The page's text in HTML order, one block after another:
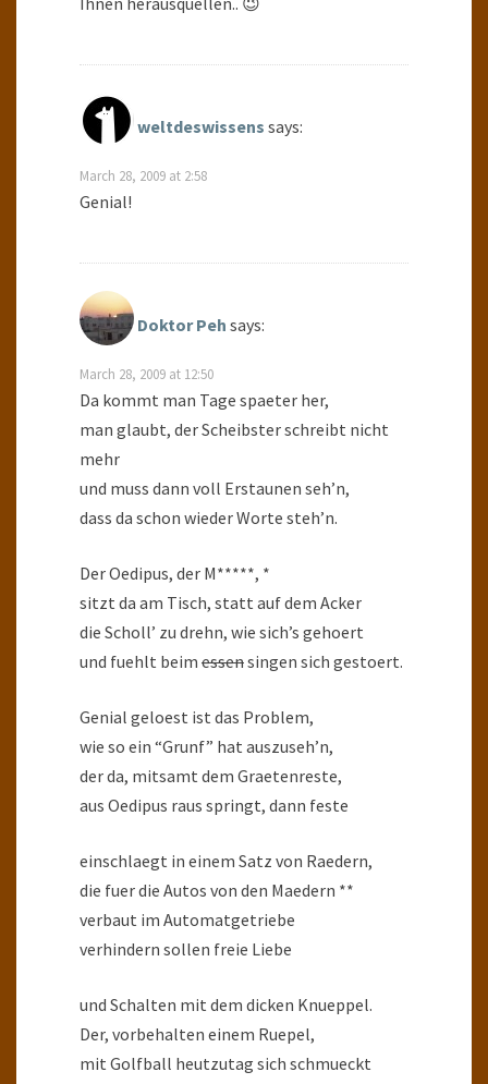
weltdeswissens says:
March 28, 2009 at 2:58
Genial!
Doktor Peh says:
March 28, 2009 at 12:50
Da kommt man Tage spaeter her,
man glaubt, der Scheibster schreibt nicht
mehr
und muss dann voll Erstaunen seh’n,
dass da schon wieder Worte steh’n.
Der Oedipus, der M*****, *
sitzt da am Tisch, statt auf dem Acker
die Scholl’ zu drehn, wie sich’s gehoert
und fuehlt beim essensingen sich gestoert.
Genial geloest ist das Problem,
wie so ein “Grunf” hat auszuseh’n,
der da, mitsamt dem Graetenreste,
aus Oedipus raus springt, dann feste
einschlaegt in einem Satz von Raedern,
die fuer die Autos von den Maedern **
verbaut im Automatgetriebe
verhindern sollen freie Liebe
und Schalten mit dem dicken Knueppel.
Der, vorbehalten einem Ruepel,
mit Golfball heutzutag sich schmueckt